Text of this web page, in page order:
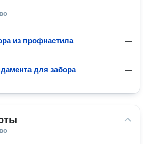
—
из профнастила
—
для забора